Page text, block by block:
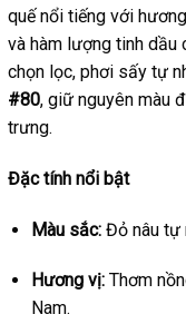
quế nổi tiếng với
và hàm lượng tinh dầu
chọn lọc, phơi sấy tự
#80, giữ nguyên màu
trưng.
Đặc tính nổi bật
Màu sắc:Đỏ nâu tự
Hương vị:Thơm
Nam.